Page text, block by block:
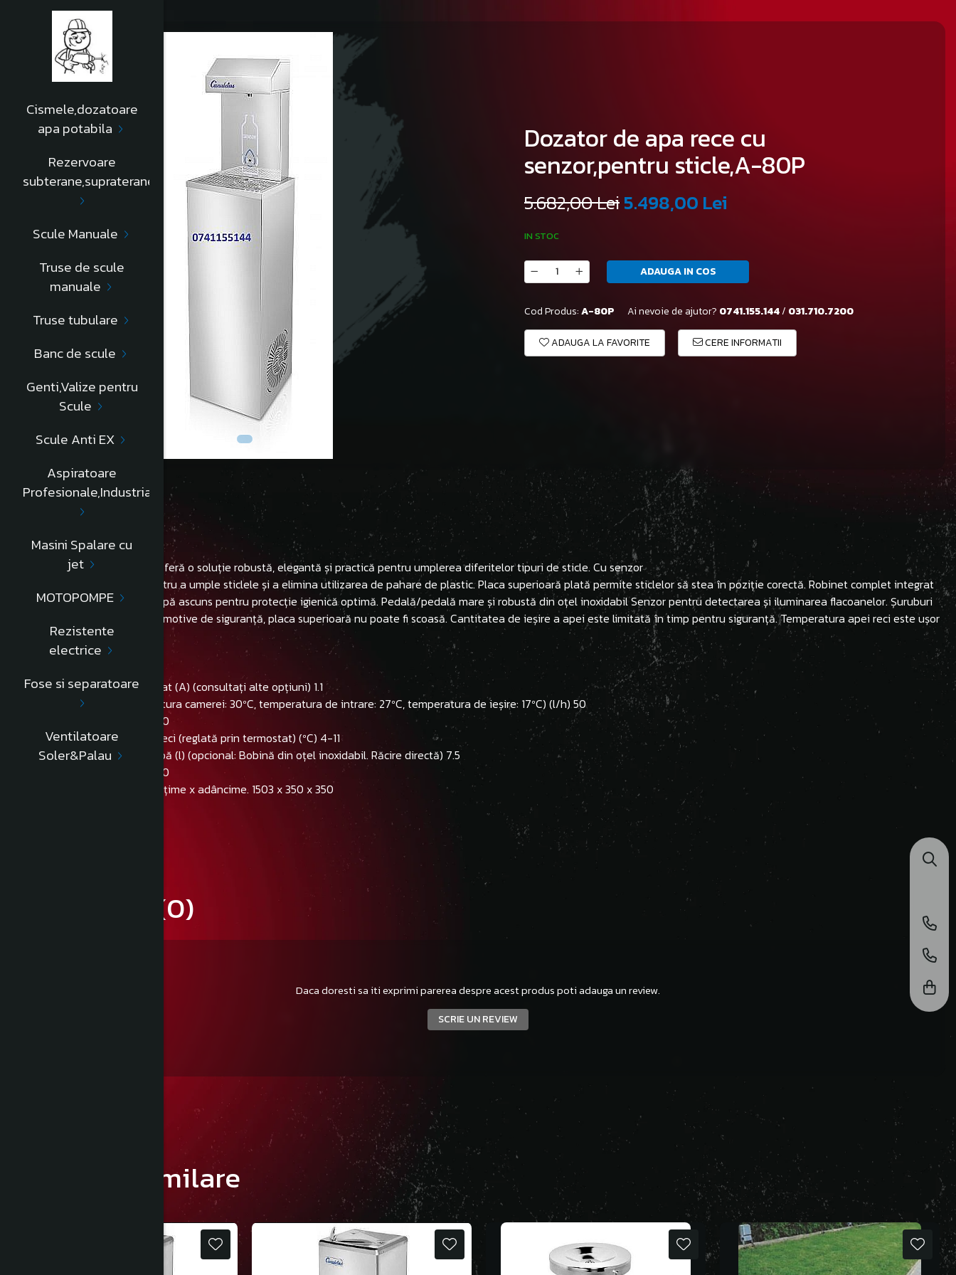
Cismele,dozatoare
apa potabila
Rezervoare
subterane,supraterane
Scule Manuale
Truse de scule
manuale
Truse tubulare
Banc de scule
Genti,Valize pentru
Scule
Scule Anti EX
Aspiratoare
Profesionale,Industriale
Masini Spalare cu
jet
MOTOPOMPE
Rezistente
electrice
Fose si separatoare
Ventilatoare
Soler&Palau
Dozator de apa rece cu
senzor,pentru sticle,A-80P
5.682,00 Lei5.498,00 Lei
IN STOC
ADAUGA IN COS
Cod Produs:A-80P Ai nevoie de ajutor? 0741.155.144/ 031.710.7200
ADAUGA LA FAVORITE CERE INFORMATII
Descriere
Zona de distribuție integrată oferă o soluție robustă, elegantă și practică pentru umplerea diferitelor tipuri de sticle. Cu senzor
Capacitate mare de răcire pentru a umple sticlele și a elimina utilizarea de pahare de plastic. Placa superioară plată permite sticlelor să stea în poziție corectă. Robinet complet integrat
în zona de distribuire. Jet de apă ascuns pentru protecție igienică optimă. Pedală/pedală mare și robustă din oțel inoxidabil Senzor pentru detectarea și iluminarea flacoanelor. Șuruburi
allen rezistente la vandal. Din motive de siguranță, placa superioară nu poate fi scoasă. Cantitatea de ieșire a apei este limitată în timp pentru siguranță. Temperatura apei reci este ușor
de reglat (termostat).
Putere de răcire (W) 600
Tensiune 230V 50Hz monofazat (A) (consultați alte opțiuni) 1.1
Capacitate de răcire (temperatura camerei: 30ºC, temperatura de intrare: 27ºC, temperatura de ieșire: 17ºC) (l/h) 50
Viteza de ieșire a apei (l/h) 360
Temperatura de ieșire a apei reci (reglată prin termostat) (ºC) 4-11
Capacitatea rezervorului de apă (l) (opcional: Bobină din oțel inoxidabil. Răcire directă) 7.5
Gaz refrigerent (fără CFC) R290
Dimensiuni (mm). Înălțime x Lățime x adâncime. 1503 x 350 x 350
(0)
Daca doresti sa iti exprimi parerea despre acest produs poti adauga un review.
SCRIE UN REVIEW
Produse similare